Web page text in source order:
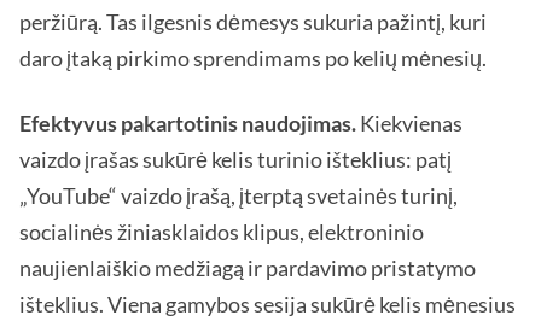
peržiūrą. Tas ilgesnis dėmesys sukuria pažintį, kuri
daro įtaką pirkimo sprendimams po kelių mėnesių.
Efektyvus pakartotinis naudojimas.Kiekvienas
vaizdo įrašas sukūrė kelis turinio išteklius: patį
„YouTube“ vaizdo įrašą, įterptą svetainės turinį,
socialinės žiniasklaidos klipus, elektroninio
naujienlaiškio medžiagą ir pardavimo pristatymo
išteklius. Viena gamybos sesija sukūrė kelis mėnesius